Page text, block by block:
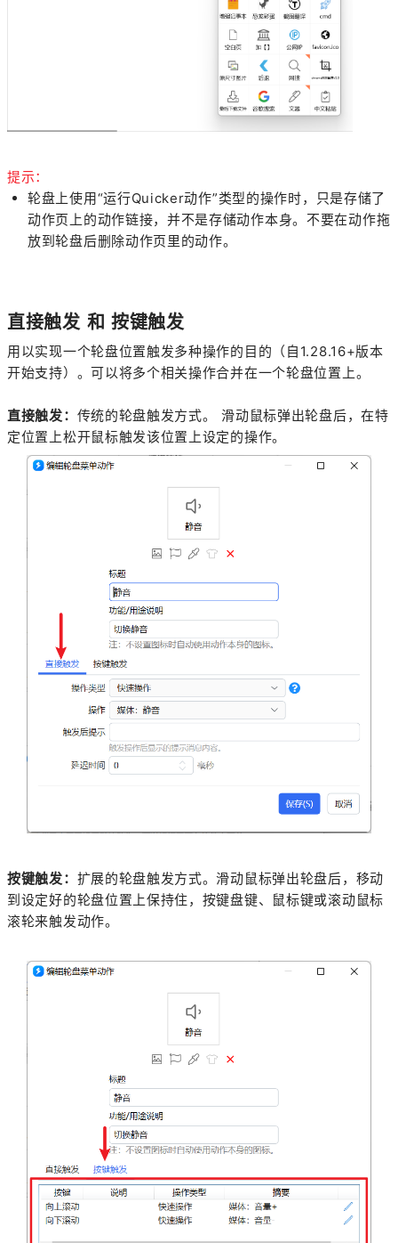
提示：
轮盘上使用“运行Quicker动作”类型的操作时，只是存储了
动作页上的动作链接，并不是存储动作本身。不要在动作拖
放到轮盘后删除动作页里的动作。
直接触发 和 按键触发
用以实现一个轮盘位置触发多种操作的目的（自1.28.16+版本
开始支持）。可以将多个相关操作合并在一个轮盘位置上。
直接触发： 传统的轮盘触发方式。 滑动鼠标弹出轮盘后，在特
定位置上松开鼠标触发该位置上设定的操作。
按键触发： 扩展的轮盘触发方式。滑动鼠标弹出轮盘后，移动
到设定好的轮盘位置上保持住，按键盘键、鼠标键或滚动鼠标
滚轮来触发动作。